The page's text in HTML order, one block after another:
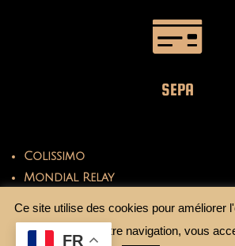
SEPA
Colissimo
Mondial Relay
Ce site utilise des cookies pour améliorer
En continuant votre navigation, vous
FR